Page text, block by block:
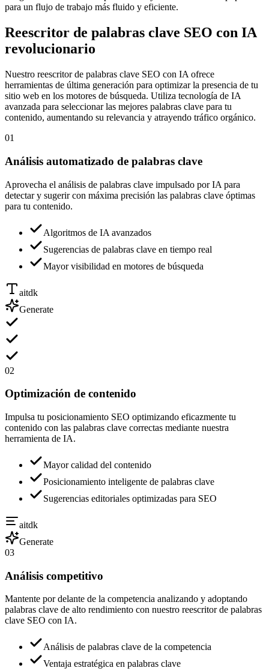
para un flujo de trabajo más fluido y eficiente.
Reescritor de palabras clave SEO con IA
revolucionario
Nuestro reescritor de palabras clave SEO con IA ofrece
herramientas de última generación para optimizar la presencia de tu
sitio web en los motores de búsqueda. Utiliza tecnología de IA
avanzada para seleccionar las mejores palabras clave para tu
contenido, aumentando su relevancia y atrayendo tráfico orgánico.
01
Análisis automatizado de palabras clave
Aprovecha el análisis de palabras clave impulsado por IA para
detectar y sugerir con máxima precisión las palabras clave óptimas
para tu contenido.
Algoritmos de IA avanzados
Sugerencias de palabras clave en tiempo real
Mayor visibilidad en motores de búsqueda
aitdk
Generate
02
Optimización de contenido
Impulsa tu posicionamiento SEO optimizando eficazmente tu
contenido con las palabras clave correctas mediante nuestra
herramienta de IA.
Mayor calidad del contenido
Posicionamiento inteligente de palabras clave
Sugerencias editoriales optimizadas para SEO
aitdk
Generate
03
Análisis competitivo
Mantente por delante de la competencia analizando y adoptando
palabras clave de alto rendimiento con nuestro reescritor de palabras
clave SEO con IA.
Análisis de palabras clave de la competencia
Ventaja estratégica en palabras clave